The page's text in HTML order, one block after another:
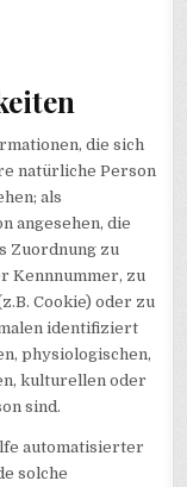
die sich
natürliche Person
als
angesehen, die
Zuordnung zu
Kennnummer, zu
Cookie) oder zu
identifiziert
physiologischen,
kulturellen oder
sind.
automatisierter
solche